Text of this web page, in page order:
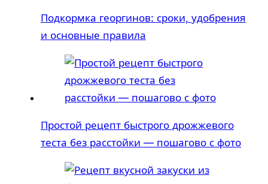
Подкормка георгинов: сроки, удобрения
и основные правила
Простой рецепт быстрого дрожжевого
теста без расстойки — пошагово с фото